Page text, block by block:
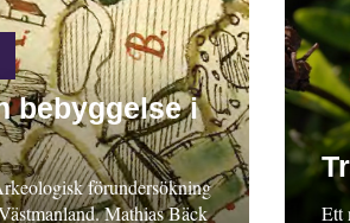
bebyggelse i
förundersökning
Mathias Bäck
Ett